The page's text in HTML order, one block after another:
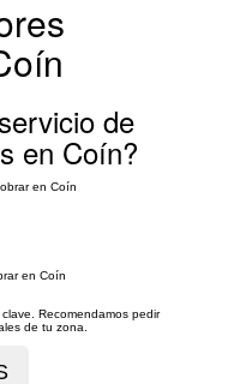
de
en Coín?
en Coín
en Coín
Recomendamos pedir
de tu zona.